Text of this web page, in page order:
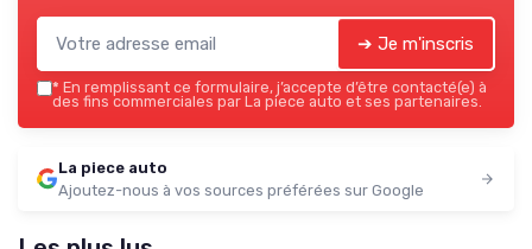
➔ Je m'inscris
* En remplissant ce formulaire, j’accepte d’être contacté(e) à
des fins commerciales par La piece auto et ses partenaires.
La piece auto
Ajoutez-nous à vos sources préférées sur Google